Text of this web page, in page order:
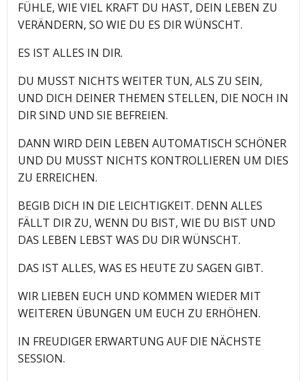
FÜHLE, WIE VIEL KRAFT DU HAST, DEIN LEBEN ZU
VERÄNDERN, SO WIE DU ES DIR WÜNSCHT.
ES IST ALLES IN DIR.
DU MUSST NICHTS WEITER TUN, ALS ZU SEIN,
UND DICH DEINER THEMEN STELLEN, DIE NOCH IN
DIR SIND UND SIE BEFREIEN.
DANN WIRD DEIN LEBEN AUTOMATISCH SCHÖNER
UND DU MUSST NICHTS KONTROLLIEREN UM DIES
ZU ERREICHEN.
BEGIB DICH IN DIE LEICHTIGKEIT. DENN ALLES
FÄLLT DIR ZU, WENN DU BIST, WIE DU BIST UND
DAS LEBEN LEBST WAS DU DIR WÜNSCHT.
DAS IST ALLES, WAS ES HEUTE ZU SAGEN GIBT.
WIR LIEBEN EUCH UND KOMMEN WIEDER MIT
WEITEREN ÜBUNGEN UM EUCH ZU ERHÖHEN.
IN FREUDIGER ERWARTUNG AUF DIE NÄCHSTE
SESSION.